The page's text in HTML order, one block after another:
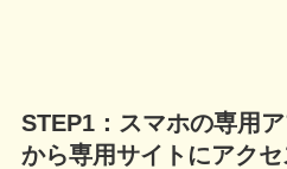
STEP1：スマホの専用
から専用サイトにアク